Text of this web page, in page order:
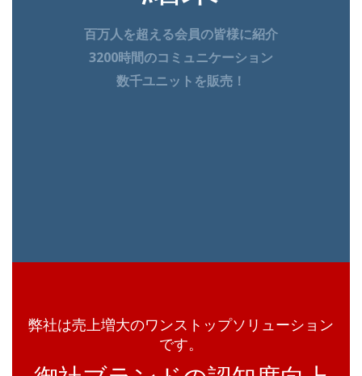
百万人を超える会員の皆様に紹介
3200時間のコミュニケーション
数千ユニットを販売！
弊社は売上増大のワンストップソリューション
です。